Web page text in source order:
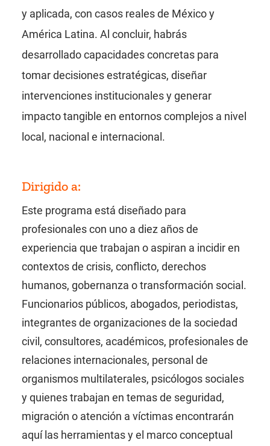
y aplicada, con casos reales de México y
América Latina. Al concluir, habrás
desarrollado capacidades concretas para
tomar decisiones estratégicas, diseñar
intervenciones institucionales y generar
impacto tangible en entornos complejos a nivel
local, nacional e internacional.
Dirigido a:
Este programa está diseñado para
profesionales con uno a diez años de
experiencia que trabajan o aspiran a incidir en
contextos de crisis, conflicto, derechos
humanos, gobernanza o transformación social.
Funcionarios públicos, abogados, periodistas,
integrantes de organizaciones de la sociedad
civil, consultores, académicos, profesionales de
relaciones internacionales, personal de
organismos multilaterales, psicólogos sociales
y quienes trabajan en temas de seguridad,
migración o atención a víctimas encontrarán
aquí las herramientas y el marco conceptual